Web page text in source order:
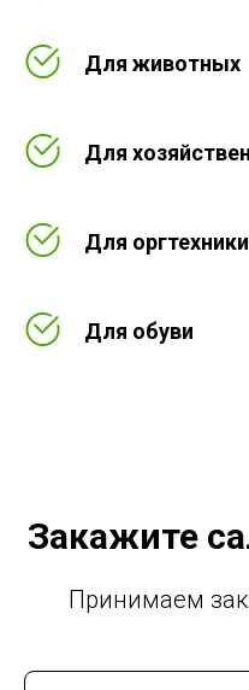
Для животных
Для
Для оргтехники
Для обуви
Закажите
Принимаем